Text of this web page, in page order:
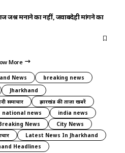
जश्न मनाने का नहीं, जवाबदेही मांगने का
More
News
breaking news
Jharkhand
समाचार
झारखंड की ताज़ा खबरें
national news
india news
News
City News
Latest News In Jharkhand
Headlines